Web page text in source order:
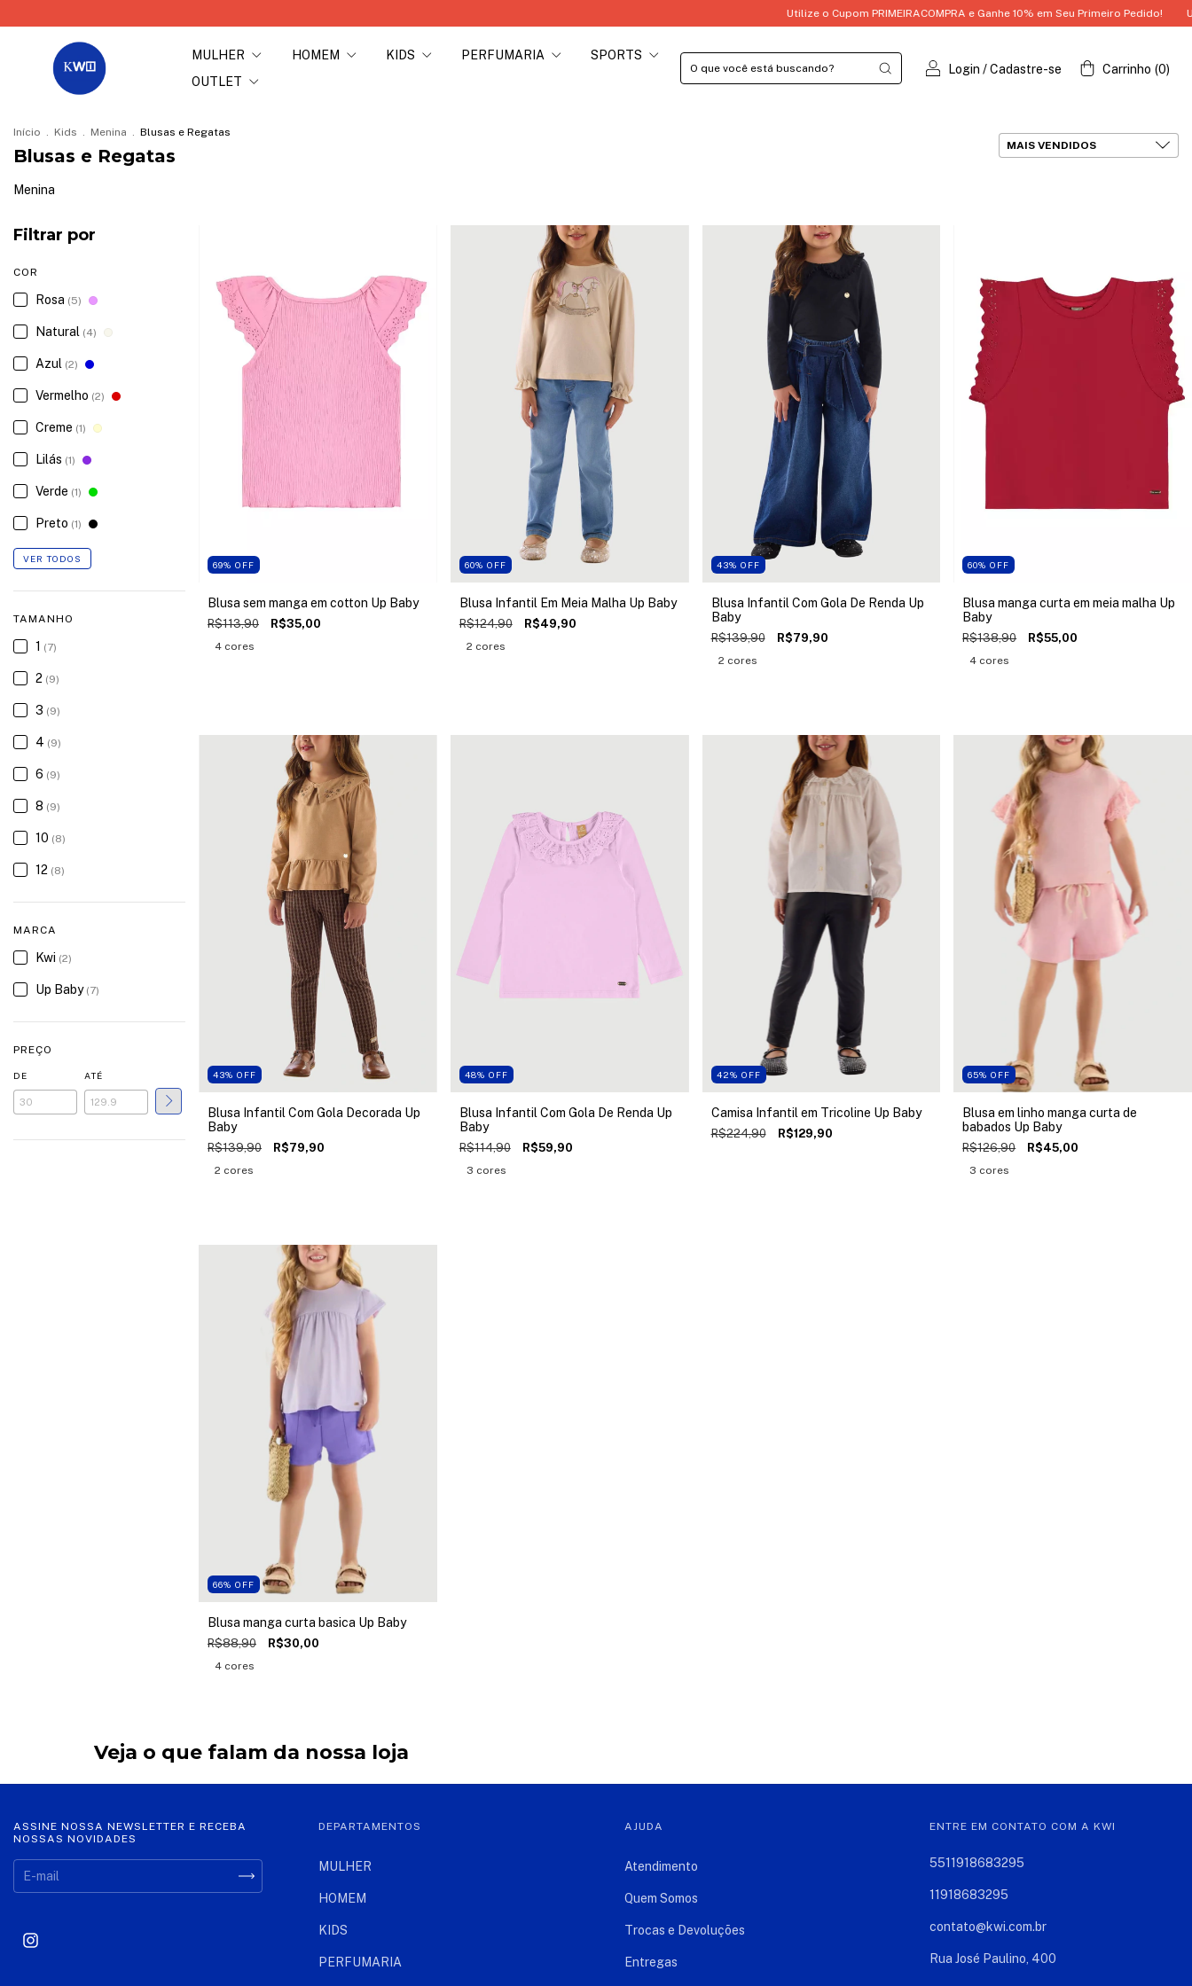
Utilize o Cupom PRIMEIRACOMPRA e Ganhe 10% em Seu Primeiro Pedido! Utilize o
MULHER HOMEM KIDS PERFUMARIA
SPORTS
OUTLET
Login /Cadastre-se Carrinho (0)
Início . Kids . Menina . Blusas e Regatas
Blusas e Regatas
Menina
Filtrar por
COR
Rosa (5)
Natural (4)
Azul (2)
Vermelho (2)
Creme (1)
Lilás (1)
Verde (1)
Preto (1)
VER TODOS
TAMANHO
1 (7)
2 (9)
3 (9)
4 (9)
6 (9)
8 (9)
10 (8)
12 (8)
MARCA
Kwi (2)
Up Baby (7)
PREÇO
DE ATÉ
69% OFF
Blusa sem manga em cotton Up Baby
R$113,90 R$35,00
4 cores
60% OFF
Blusa Infantil Em Meia Malha Up Baby
R$124,90 R$49,90
2 cores
43% OFF
Blusa Infantil Com Gola De Renda Up
Baby
R$139,90 R$79,90
2 cores
60%OFF
Blusa manga curta em meia malha Up
Baby
R$138,90 R$55,00
4 cores
43% OFF
Blusa Infantil Com Gola Decorada Up
Baby
R$139,90 R$79,90
2 cores
48% OFF
Blusa Infantil Com Gola De Renda Up
Baby
R$114,90 R$59,90
3 cores
42% OFF
Camisa Infantil em Tricoline Up Baby
R$224,90 R$129,90
65%OFF
Blusa em linho manga curta de
babados Up Baby
R$126,90 R$45,00
3 cores
66% OFF
Blusa manga curta basica Up Baby
R$88,90 R$30,00
4 cores
Veja o que falam da nossa loja
ASSINE NOSSA NEWSLETTER E RECEBA
NOSSAS NOVIDADES
DEPARTAMENTOS
MULHER
HOMEM
KIDS
PERFUMARIA
AJUDA
Atendimento
Quem Somos
Trocas e Devoluções
Entregas
ENTRE EM CONTATO COM A KWI
5511918683295
11918683295
contato@kwi.com.br
Rua José Paulino, 400